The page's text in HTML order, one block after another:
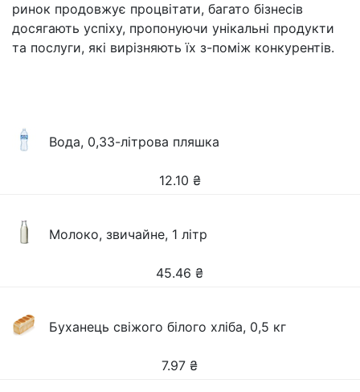
ринок продовжує процвітати, багато бізнесів
досягають успіху, пропонуючи унікальні продукти
та послуги, які вирізняють їх з-поміж конкурентів.
Вода, 0,33-літрова пляшка
12.10 ₴
Молоко, звичайне, 1 літр
45.46 ₴
Буханець свіжого білого хліба, 0,5 кг
7.97 ₴